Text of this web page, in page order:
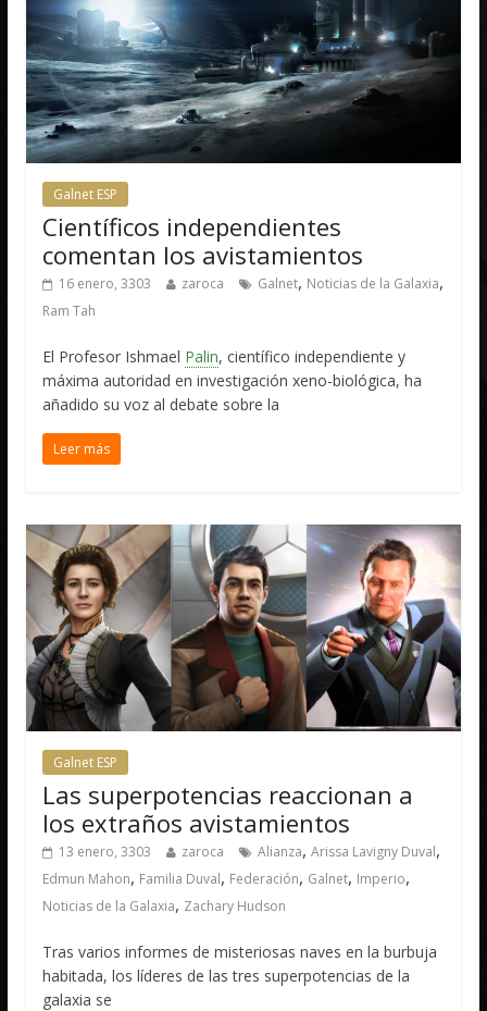
Galnet ESP
Científicos independientes
comentan los avistamientos
16 enero, 3303 zaroca Galnet, Noticias de la Galaxia,
Ram Tah
El Profesor Ishmael Palin, científico independiente y
máxima autoridad en investigación xeno-biológica, ha
añadido su voz al debate sobre la
Leer más
Galnet ESP
Las superpotencias reaccionan a
los extraños avistamientos
13 enero, 3303 zaroca Alianza,Arissa Lavigny Duval,
Edmun Mahon, Familia Duval, Federación, Galnet, Imperio,
Noticias de la Galaxia, Zachary Hudson
Tras varios informes de misteriosas naves en la burbuja
habitada, los líderes de las tres superpotencias de la
galaxia se